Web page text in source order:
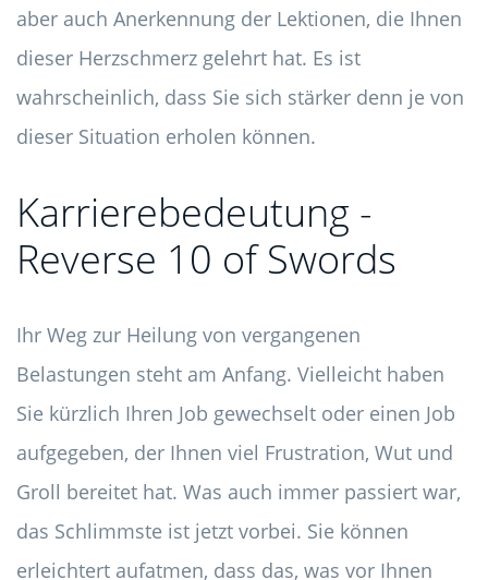
aber auch Anerkennung der Lektionen, die Ihnen
dieser Herzschmerz gelehrt hat. Es ist
wahrscheinlich, dass Sie sich stärker denn je von
dieser Situation erholen können.
Karrierebedeutung -
Reverse 10 of Swords
Ihr Weg zur Heilung von vergangenen
Belastungen steht am Anfang. Vielleicht haben
Sie kürzlich Ihren Job gewechselt oder einen Job
aufgegeben, der Ihnen viel Frustration, Wut und
Groll bereitet hat. Was auch immer passiert war,
das Schlimmste ist jetzt vorbei. Sie können
erleichtert aufatmen, dass das, was vor Ihnen